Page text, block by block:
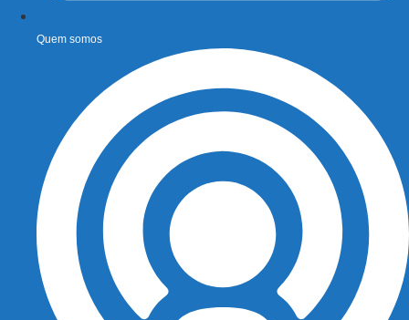
Quem somos